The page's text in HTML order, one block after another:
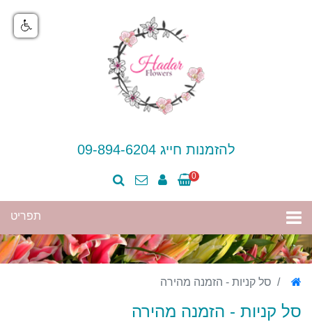
להזמנות חייג 09-894-6204
0
סל קניות - הזמנה מהירה
סל קניות - הזמנה מהירה